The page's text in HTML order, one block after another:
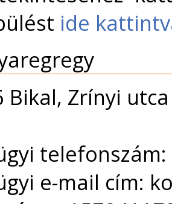
ide
Bikal, Zrínyi
e-mail cím: